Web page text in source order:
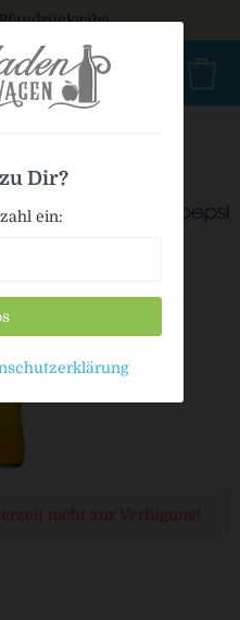
nicht zur Verfügung!
Dir?
ein: